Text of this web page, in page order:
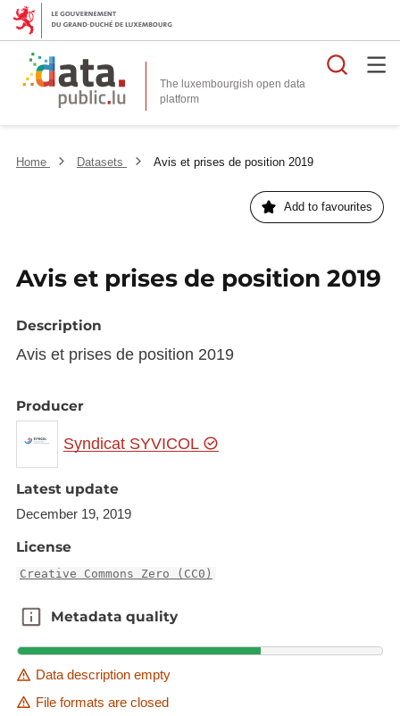
The luxembourgish open data
platform
Home Datasets Avis et prises de position 2019
Add to favourites
Avis et prises de position 2019
Description
Avis et prises de position 2019
Producer
Syndicat SYVICOL
Latest update
December 19, 2019
License
Creative Commons Zero (CC0)
Metadata quality
Metadata quality
Data description empty
File formats are closed